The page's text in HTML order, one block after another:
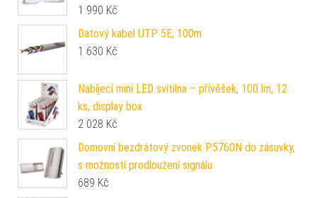
1 990 Kč
Datový kabel UTP 5E, 100m
1 630 Kč
Nabíjecí mini LED svítilna – přívěšek, 100 lm, 12
ks, display box
2 028 Kč
Domovní bezdrátový zvonek P5760N do zásuvky,
s možností prodloužení signálu
689 Kč